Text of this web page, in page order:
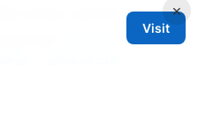
tomar acción de
Proton ⭐ vpn
×
Visit